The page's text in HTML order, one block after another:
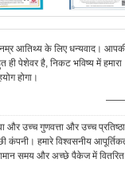
आतिथ्य के लिए धन्यवाद।
ही पेशेवर है, निकट भविष्य में हमारा
होगा।
——
और उच्च गुणवत्ता और उच्च
कंपनी। हमारे विश्वसनीय
समय और अच्छे पैकेज में वितरित